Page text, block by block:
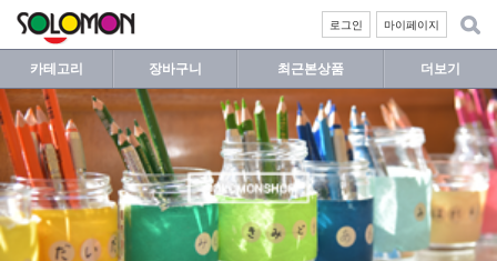
마이페이지
로그인
카테고리 장바구니 최근본상품 더보기